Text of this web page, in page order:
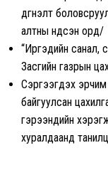
дүгнэлт
алтны үндсэн орд/
“Иргэдийн санал,
Засгийн газрын
Сэргээгдэх эрчим
байгуулсан
гэрээнүүдийн
хуралдаанд